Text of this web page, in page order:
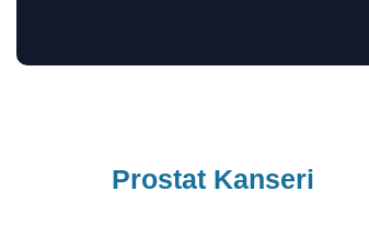
Prostat Kanseri